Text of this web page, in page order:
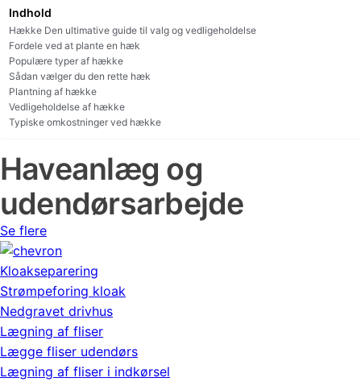
Indhold
Hække Den ultimative guide til valg og vedligeholdelse
Fordele ved at plante en hæk
Populære typer af hække
Sådan vælger du den rette hæk
Plantning af hække
Vedligeholdelse af hække
Typiske omkostninger ved hække
Haveanlæg og
udendørsarbejde
Se flere
Kloakseparering
Strømpeforing kloak
Nedgravet drivhus
Lægning af fliser
Lægge fliser udendørs
Lægning af fliser i indkørsel